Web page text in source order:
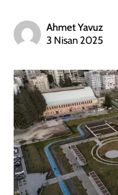
Ahmet Yavuz
3 Nisan 2025